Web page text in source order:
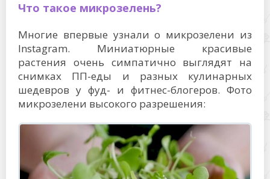
Что такое микрозелень?
Многие впервые узнали о микрозелени из
Instagram. Миниатюрные красивые
растения очень симпатично выглядят на
снимках ПП-еды и разных кулинарных
шедевров у фуд- и фитнес-блогеров. Фото
микрозелени высокого разрешения: